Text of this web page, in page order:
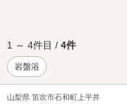
1 ～ 4件目 / 4件
岩盤浴
山梨県 笛吹市石和町上平井